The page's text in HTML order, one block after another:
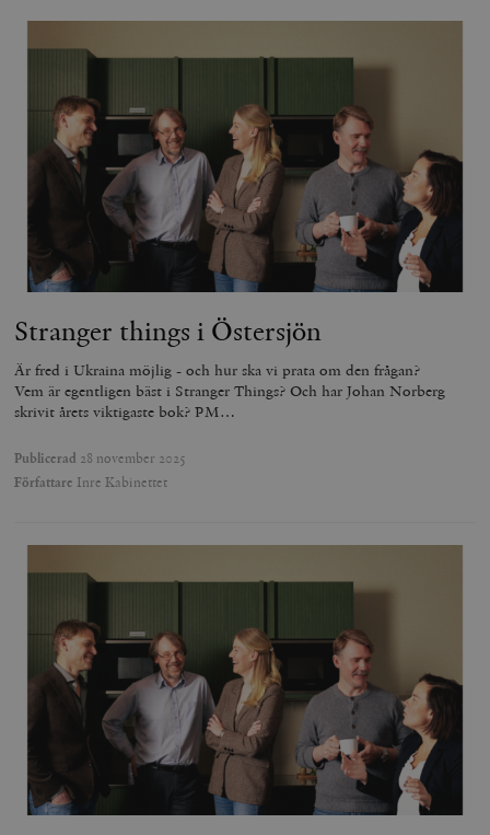
Stranger things i Östersjön
Är fred i Ukraina möjlig - och hur ska vi prata om den frågan?
Vem är egentligen bäst i Stranger Things? Och har Johan Norberg
skrivit årets viktigaste bok? PM…
Publicerad 28 november 2025
Författare Inre Kabinettet